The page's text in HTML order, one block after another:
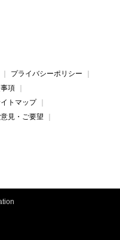
プライバシーポリシー
項
トマップ
意見・ご要望